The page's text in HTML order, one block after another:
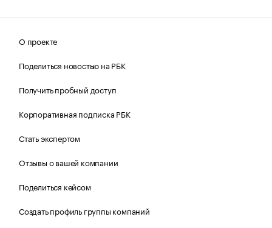
О проекте
Поделиться новостью на РБК
Получить пробный доступ
Корпоративная подписка РБК
Стать экспертом
Отзывы о вашей компании
Поделиться кейсом
Создать профиль группы компаний